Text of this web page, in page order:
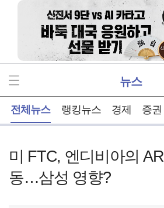
뉴스
전체뉴스 랭킹뉴스 경제 증권
미 FTC, 엔디비아의
동…삼성 영향?